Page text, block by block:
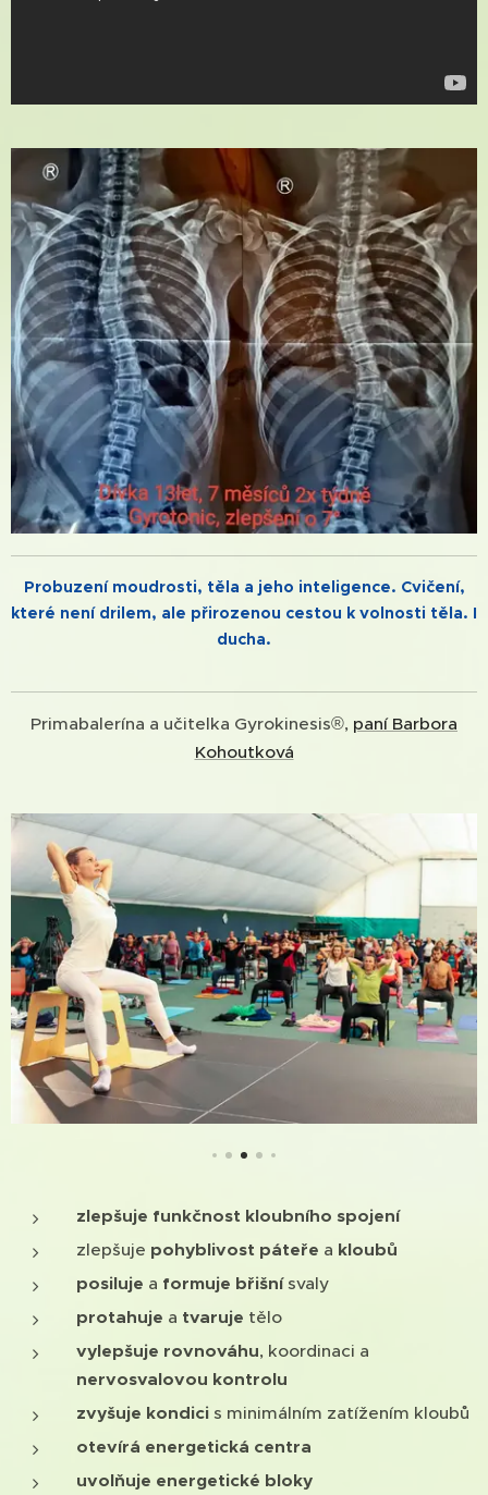
Probuzení moudrosti, těla a jeho inteligence. Cvičení,
které není drilem, ale přirozenou cestou k volnosti těla. I
ducha.
Primabalerína a učitelka Gyrokinesis®, paní Barbora
Kohoutková
zlepšuje funkčnost kloubního spojení
zlepšuje pohyblivost páteře a kloubů
posiluje a formuje břišnísvaly
protahuje a tvaruje tělo
vylepšuje rovnováhu, koordinaci a
nervosvalovou kontrolu
zvyšuje kondici s minimálním zatížením kloubů
otevírá energetická centra
uvolňuje energetické bloky